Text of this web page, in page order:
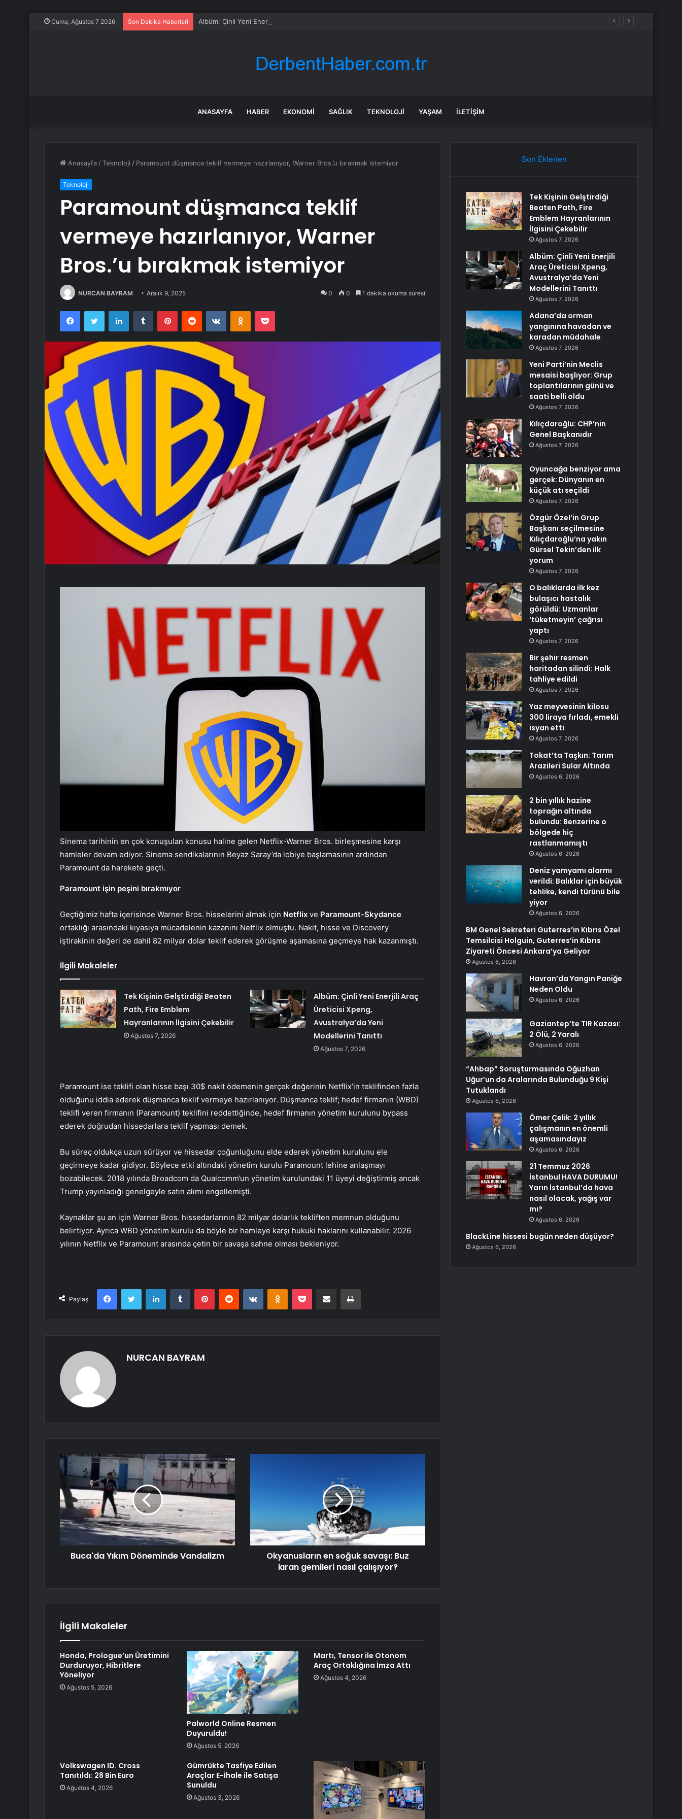
Cuma, Ağustos 7 2026 Son Dakika Haberleri Albüm: Çinli Yeni Enerjili Araç Üreticisi Xpeng, Avustralya’da Yeni Modellerini Tanıttı
ANASAYFA HABER EKONOMI SAĞLIK TEKNOLOJI YAŞAM İLETIŞIM
Anasayfa /Teknoloji / Paramount düşmanca teklif vermeye hazırlanıyor, Warner Bros.’u bırakmak istemiyor
Teknoloji
Paramount düşmanca teklif
vermeye hazırlanıyor, Warner
Bros.’u bırakmak istemiyor
NURCAN BAYRAM Aralık 9, 2025 0 0 1 dakika okuma süresi
FacebookTwitter LinkedInTumblr PinterestReddit VKontakteOdnoklassniki
Pocket
Sinema tarihinin en çok konuşulan konusu haline gelen Netflix-Warner Bros. birleşmesine karşı
hamleler devam ediyor. Sinema sendikalarının Beyaz Saray’da lobiye başlamasının ardından
Paramount da harekete geçti.
Paramount işin peşini bırakmıyor
Geçtiğimiz hafta içerisinde Warner Bros. hisselerini almak için Netflix ve Paramount-Skydance
ortaklığı arasındaki kıyasıya mücadelenin kazanını Netflix olmuştu. Nakit, hisse ve Discovery
iştirakinin değeri de dahil 82 milyar dolar teklif ederek görüşme aşamasına geçmeye hak kazanmıştı.
İlgili Makaleler
Tek Kişinin Gelştirdiği Beaten
Path, Fire Emblem
Hayranlarının İlgisini Çekebilir
Ağustos 7, 2026
Albüm: Çinli Yeni Enerjili Araç
Üreticisi Xpeng,
Avustralya’da Yeni
Modellerini Tanıttı
Ağustos 7, 2026
Paramount ise teklifi olan hisse başı 30$ nakit ödemenin gerçek değerinin Netflix’in teklifinden fazla
olduğunu iddia ederek düşmanca teklif vermeye hazırlanıyor. Düşmanca teklif; hedef firmanın (WBD)
teklifi veren firmanın (Paramount) teklifini reddettiğinde, hedef firmanın yönetim kurulunu bypass
ederek doğrudan hissedarlara teklif yapması demek.
Bu süreç oldukça uzun sürüyor ve hissedar çoğunluğunu elde ederek yönetim kurulunu ele
geçirmeye kadar gidiyor. Böylece etki altındaki yönetim kurulu Paramount lehine anlaşmayı
bozabilecek. 2018 yılında Broadcom da Qualcomm’un yönetim kurulundaki 11 üyeyi değiştirmiş ancak
Trump yayınladığı genelgeyle satın alımı engellemişti.
Kaynaklar şu an için Warner Bros. hissedarlarının 82 milyar dolarlık tekliften memnun olduğunu
belirtiyor. Ayrıca WBD yönetim kurulu da böyle bir hamleye karşı hukuki haklarını kullanabilir. 2026
yılının Netflix ve Paramount arasında çetin bir savaşa sahne olması bekleniyor.
Paylaş
FacebookTwitter LinkedInTumblr PinterestReddit VKontakteOdnoklassniki
Pocket E-Posta ile paylaş Yazdır
NURCAN BAYRAM
Buca'da Yıkım Döneminde Vandalizm
Okyanusların en soğuk savaşı: Buz
kıran gemileri nasıl çalışıyor?
İlgili Makaleler
Honda, Prologue’un Üretimini
Durduruyor, Hibritlere
Yöneliyor
Ağustos 5, 2026
Palworld Online Resmen
Duyuruldu!
Ağustos 5, 2026
Martı, Tensor ile Otonom
Araç Ortaklığına İmza Attı
Ağustos 4, 2026
Volkswagen ID. Cross
Tanıtıldı: 28 Bin Euro
Ağustos 4, 2026
Gümrükte Tasfiye Edilen
Araçlar E-İhale ile Satışa
Sunuldu
Ağustos 3, 2026
Son Eklenen
Tek Kişinin Gelştirdiği
Beaten Path, Fire
Emblem Hayranlarının
İlgisini Çekebilir
Ağustos 7, 2026
Albüm: Çinli Yeni Enerjili
Araç Üreticisi Xpeng,
Avustralya’da Yeni
Modellerini Tanıttı
Ağustos 7, 2026
Adana’da orman
yangınına havadan ve
karadan müdahale
Ağustos 7, 2026
Yeni Parti’nin Meclis
mesaisi başlıyor: Grup
toplantılarının günü ve
saati belli oldu
Ağustos 7, 2026
Kılıçdaroğlu: CHP’nin
Genel Başkanıdır
Ağustos 7, 2026
Oyuncağa benziyor ama
gerçek: Dünyanın en
küçük atı seçildi
Ağustos 7, 2026
Özgür Özel’in Grup
Başkanı seçilmesine
Kılıçdaroğlu’na yakın
Gürsel Tekin’den ilk
yorum
Ağustos 7, 2026
O balıklarda ilk kez
bulaşıcı hastalık
görüldü: Uzmanlar
‘tüketmeyin’ çağrısı
yaptı
Ağustos 7, 2026
Bir şehir resmen
haritadan silindi: Halk
tahliye edildi
Ağustos 7, 2026
Yaz meyvesinin kilosu
300 liraya fırladı, emekli
isyan etti
Ağustos 7, 2026
Tokat’ta Taşkın: Tarım
Arazileri Sular Altında
Ağustos 6, 2026
2 bin yıllık hazine
toprağın altında
bulundu: Benzerine o
bölgede hiç
rastlanmamıştı
Ağustos 6, 2026
Deniz yamyamı alarmı
verildi: Balıklar için büyük
tehlike, kendi türünü bile
yiyor
Ağustos 6, 2026
BM Genel Sekreteri Guterres’in Kıbrıs Özel
Temsilcisi Holguin, Guterres’in Kıbrıs
Ziyareti Öncesi Ankara’ya Geliyor
Ağustos 6, 2026
Havran’da Yangın Paniğe
Neden Oldu
Ağustos 6, 2026
Gaziantep’te TIR Kazası:
2 Ölü, 2 Yaralı
Ağustos 6, 2026
“Ahbap” Soruşturmasında Oğuzhan
Uğur’un da Aralarında Bulunduğu 9 Kişi
Tutuklandı
Ağustos 6, 2026
Ömer Çelik: 2 yıllık
çalışmanın en önemli
aşamasındayız
Ağustos 6, 2026
21 Temmuz 2026
İstanbul HAVA DURUMU!
Yarın İstanbul’da hava
nasıl olacak, yağış var
mı?
Ağustos 6, 2026
BlackLine hissesi bugün neden düşüyor?
Ağustos 6, 2026